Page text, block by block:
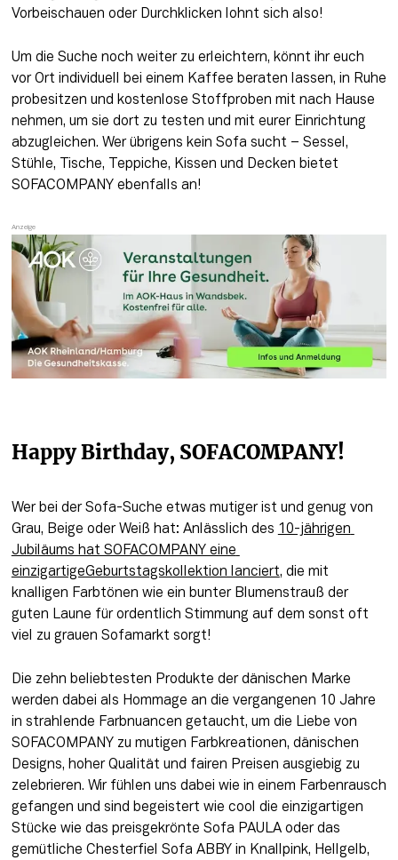
Vorbeischauen oder Durchklicken lohnt sich also!
Um die Suche noch weiter zu erleichtern, könnt ihr euch
vor Ort individuell bei einem Kaffee beraten lassen, in Ruhe
probesitzen und kostenlose Stoffproben mit nach Hause
nehmen, um sie dort zu testen und mit eurer Einrichtung
abzugleichen. Wer übrigens kein Sofa sucht – Sessel,
Stühle, Tische, Teppiche, Kissen und Decken bietet
SOFACOMPANY ebenfalls an!
Happy Birthday, SOFACOMPANY!
Wer bei der Sofa-Suche etwas mutiger ist und genug von
Grau, Beige oder Weiß hat: Anlässlich des 10-jährigen
Jubiläums hat SOFACOMPANY eine
einzigartigeGeburtstagskollektion lanciert, die mit
knalligen Farbtönen wie ein bunter Blumenstrauß der
guten Laune für ordentlich Stimmung auf dem sonst oft
viel zu grauen Sofamarkt sorgt!
Die zehn beliebtesten Produkte der dänischen Marke
werden dabei als Hommage an die vergangenen 10 Jahre
in strahlende Farbnuancen getaucht, um die Liebe von
SOFACOMPANY zu mutigen Farbkreationen, dänischen
Designs, hoher Qualität und fairen Preisen ausgiebig zu
zelebrieren. Wir fühlen uns dabei wie in einem Farbenrausch
gefangen und sind begeistert wie cool die einzigartigen
Stücke wie das preisgekrönte Sofa PAULA oder das
gemütliche Chesterfiel Sofa ABBY in Knallpink, Hellgelb,